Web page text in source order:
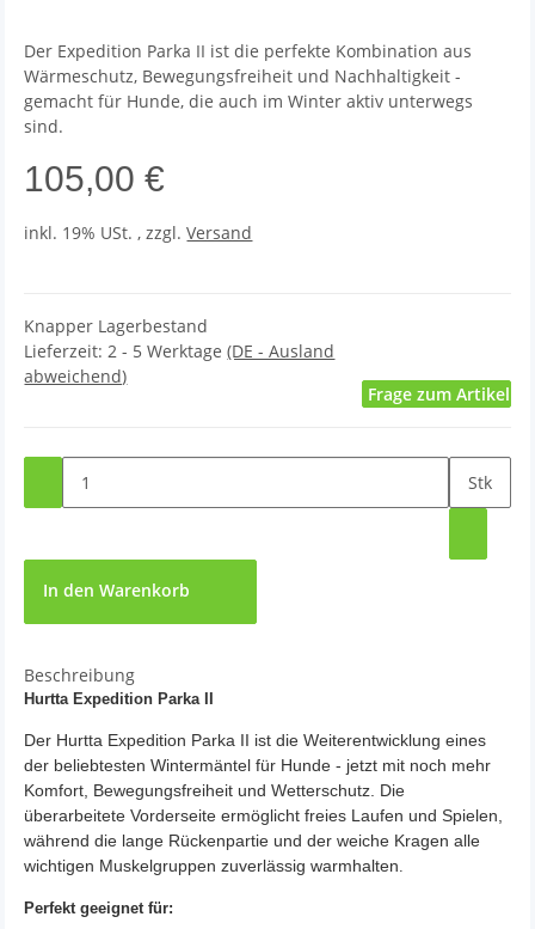
Der Expedition Parka II ist die perfekte Kombination aus
Wärmeschutz, Bewegungsfreiheit und Nachhaltigkeit -
gemacht für Hunde, die auch im Winter aktiv unterwegs
sind.
105,00 €
inkl. 19% USt. , zzgl.Versand
Knapper Lagerbestand
Lieferzeit:2 - 5 Werktage(DE - Ausland
abweichend)
Frage zum Artikel
Stk
In den Warenkorb
Beschreibung
Hurtta Expedition Parka II
Der Hurtta Expedition Parka II ist die Weiterentwicklung eines
der beliebtesten Wintermäntel für Hunde - jetzt mit noch mehr
Komfort, Bewegungsfreiheit und Wetterschutz. Die
überarbeitete Vorderseite ermöglicht freies Laufen und Spielen,
während die lange Rückenpartie und der weiche Kragen alle
wichtigen Muskelgruppen zuverlässig warmhalten.
Perfekt geeignet für: